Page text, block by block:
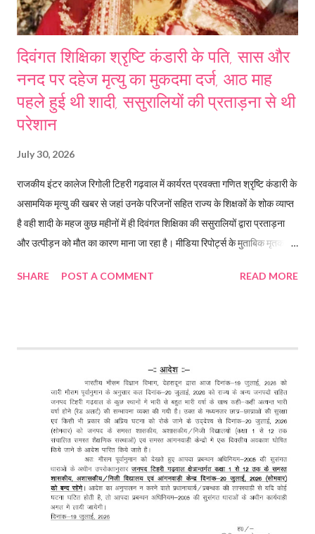
दिवंगत शिक्षिका श्रृष्टि कंडारी के पति, सास और
ननद पर दहेज मृत्यु का मुकदमा दर्ज, आठ माह
पहले हुई थी शादी, ससुरालियों की प्रताड़ना से थी
परेशान
July 30, 2026
राजकीय इंटर कालेज रिगोली टिहरी गढ़वाल में कार्यरत प्रवक्ता गणित श्रृष्टि कंडारी के
असामयिक मृत्यु की खबर से जहां उनके परिजनों सहित राज्य के शिक्षकों के शोक व्याप्त
है वही शादी के महज कुछ महीनों में ही दिवंगत शिक्षिका की ससुरालियों द्वारा प्रताड़ना
और उत्पीड़न को मौत का कारण माना जा रहा है। मीडिया रिपोर्ट्स के मुताबिक मृतका की
पति उत्तराखंड सचिवालय में है तैनात राजकीय इंटर कालेज रिगोली टिहरी गढ़वाल में
ने पति समेत ससुराल पक्ष के तीन लोगों पर दहेज उत्पीड़न और हत्या का आरोप लगाते हुए
पुलिस में शिकायत दर्ज कराई है। नवंबर 2025 में हुई थी शादी पौड़ी गढ़वाल के श्रीनगर
स्थित श्रीकोट निवासी स्वर्गी...
SHARE POST A COMMENT READ MORE